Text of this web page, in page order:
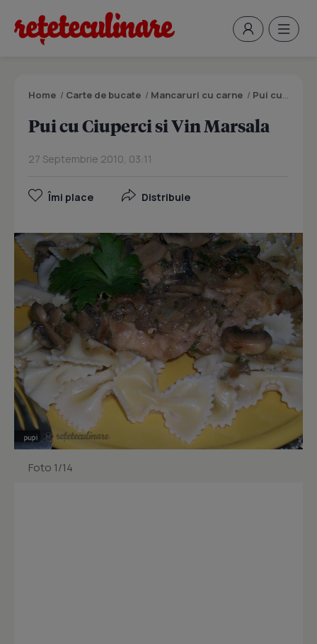
Home / Carte de bucate / Mancaruri cu carne / Pui cu Ciuperci si Vin Marsala
Pui cu Ciuperci si Vin Marsala
27 Septembrie 2010, 03:11
Îmi place Distribuie
Foto 1/14